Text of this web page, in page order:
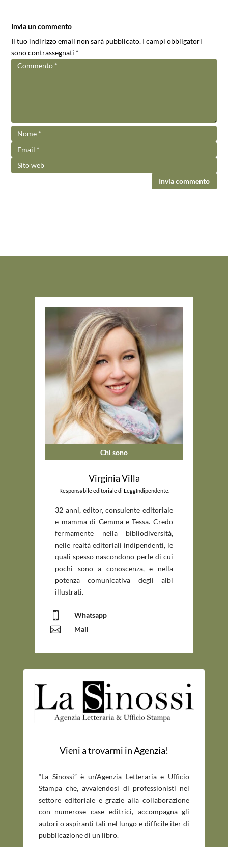
Invia un commento
Il tuo indirizzo email non sarà pubblicato. I campi obbligatori
sono contrassegnati *
Invia commento
Chi sono
Virginia Villa
Responsabile editoriale di LeggIndipendente.
32 anni, editor, consulente editoriale
e mamma di Gemma e Tessa. Credo
fermamente nella bibliodiversità,
nelle realtà editoriali indipendenti, le
quali spesso nascondono perle di cui
pochi sono a conoscenza, e nella
potenza comunicativa degli albi
illustrati.
 Whatsapp
 Mail
Vieni a trovarmi in Agenzia!
“La Sinossi” è un’Agenzia Letteraria e Ufficio
Stampa che, avvalendosi di professionisti nel
settore editoriale e grazie alla collaborazione
con numerose case editrici, accompagna gli
autori o aspiranti tali nel lungo e difficile iter di
pubblicazione di un libro.